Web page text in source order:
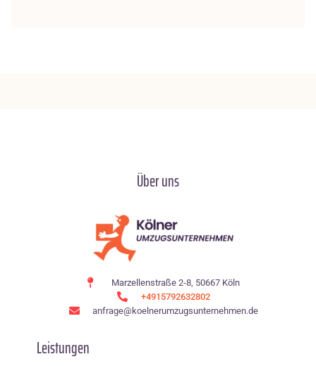
Über uns
Marzellenstraße 2-8, 50667 Köln
+4915792632802
anfrage@koelnerumzugsunternehmen.de
Leistungen